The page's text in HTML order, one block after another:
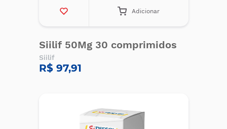
Adicionar
Siilif 50Mg 30 comprimidos
Siilif
R$ 97,91